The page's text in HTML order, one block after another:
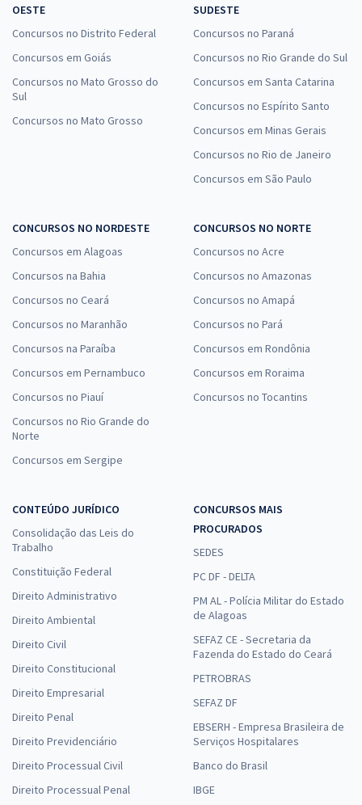
OESTE
Concursos no Distrito Federal
Concursos em Goiás
Concursos no Mato Grosso do
Sul
Concursos no Mato Grosso
SUDESTE
Concursos no Paraná
Concursos no Rio Grande do Sul
Concursos em Santa Catarina
Concursos no Espírito Santo
Concursos em Minas Gerais
Concursos no Rio de Janeiro
Concursos em São Paulo
CONCURSOS NO NORDESTE
Concursos em Alagoas
Concursos na Bahia
Concursos no Ceará
Concursos no Maranhão
Concursos na Paraíba
Concursos em Pernambuco
Concursos no Piauí
Concursos no Rio Grande do
Norte
Concursos em Sergipe
CONCURSOS NO NORTE
Concursos no Acre
Concursos no Amazonas
Concursos no Amapá
Concursos no Pará
Concursos em Rondônia
Concursos em Roraima
Concursos no Tocantins
CONTEÚDO JURÍDICO
Consolidação das Leis do
Trabalho
Constituição Federal
Direito Administrativo
Direito Ambiental
Direito Civil
Direito Constitucional
Direito Empresarial
Direito Penal
Direito Previdenciário
Direito Processual Civil
Direito Processual Penal
CONCURSOS MAIS
PROCURADOS
SEDES
PC DF - DELTA
PM AL - Polícia Militar do Estado
de Alagoas
SEFAZ CE - Secretaria da
Fazenda do Estado do Ceará
PETROBRAS
SEFAZ DF
EBSERH - Empresa Brasileira de
Serviços Hospitalares
Banco do Brasil
IBGE